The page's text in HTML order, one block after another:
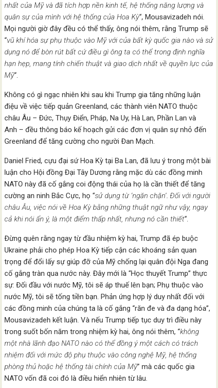
nhất của Mỹ và đã tích hợp nền kinh tế, hệ thống năng lượng và
quân sự của mình với hệ thống của Hoa Kỳ“, Mousavizadeh nói.
Mọi người giờ đây đều có thể thấy, ông nói thêm, rằng Trump sẽ
“vũ khí hóa sự phụ thuộc vào Mỹ với của bất kỳ quốc gia nào và sử
dụng nó để bòn rút bất cứ điều gì ông ta có thể trong định nghĩa
hạn hẹp, mang tính chiến thuật và giao dịch nhất về quyền lực của
Mỹ“.
Không có gì ngạc nhiên khi sau khi Trump gia tăng những luận
điệu về việc tiếp quản Greenland, các thành viên NATO thuộc
châu Âu – Đức, Thụy Điển, Pháp, Na Uy, Hà Lan, Phần Lan và
Anh – đều thông báo kế hoạch gửi các đơn vị quân sự nhỏ đến
Greenland để tăng cường cho người Đan Mạch.
Daniel Fried, cựu đại sứ Hoa Kỳ tại Ba Lan, đã lưu ý trong một bài
luận cho Hội đồng Đại Tây Dương rằng mặc dù các đồng minh
NATO này đã cố gắng coi động thái của họ là cần thiết để tăng
cường an ninh Bắc Cực, họ “sử dụng từ ‘ngăn chặn’.Đối với người
châu Âu, việc nói về Hoa Kỳ bằng những thuật ngữ như vậy, ngay
cả khi nói ẩn ý, là một điểm thấp nhất, nhưng nó cần thiết“.
Đừng quên rằng ngay từ đầu nhiệm kỳ hai, Trump đã ép buộc
Ukraine phải cho phép Hoa Kỳ tiếp cận các khoáng sản quan
trọng để đổi lấy sự giúp đỡ của Mỹ chống lại quân đội Nga đang
cố gắng tràn qua nước này. Đây mới là “Học thuyết Trump” thực
sự: Đối đầu với nước Mỹ, tôi sẽ áp thuế lên bạn; Phụ thuộc vào
nước Mỹ, tôi sẽ tống tiền bạn. Phản ứng hợp lý duy nhất đối với
các đồng minh của chúng ta là cố gắng “răn đe và đa dạng hóa”,
Mousavizadeh kết luận. Và nếu Trump tiếp tục duy trì điều này
trong suốt bốn năm trong nhiệm kỳ hai, ông nói thêm, “không
một nhà lãnh đạo NATO nào có thể đồng ý một cách có trách
nhiệm đối với mức độ phụ thuộc vào công nghệ Mỹ, hệ thống
phòng thủ hoặc hệ thống tài chính của Mỹ” mà các quốc gia
NATO vốn đã coi đó là điều hiển nhiên từ lâu.